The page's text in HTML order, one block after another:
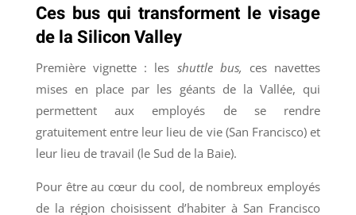
Ces bus qui transforment le visage
de la Silicon Valley
Première vignette : les shuttle bus, ces navettes
mises en place par les géants de la Vallée, qui
permettent aux employés de se rendre
gratuitement entre leur lieu de vie (San Francisco) et
leur lieu de travail (le Sud de la Baie).
Pour être au cœur du cool, de nombreux employés
de la région choisissent d’habiter à San Francisco